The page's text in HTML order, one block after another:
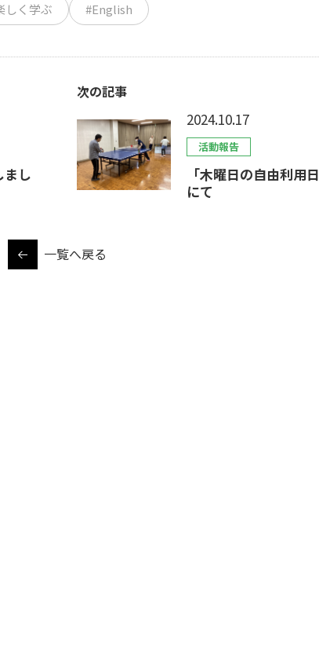
しく学ぶ #English
まし
次の記事
2024.10.17
活動報告
「木曜日の自由利用
にて
一覧へ戻る